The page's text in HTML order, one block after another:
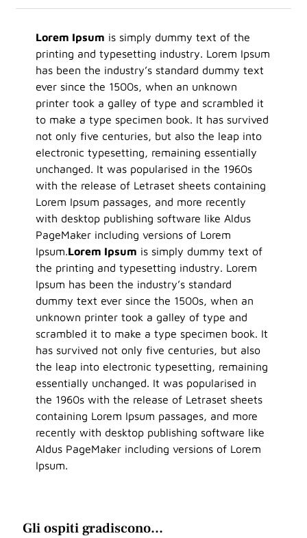
Lorem Ipsum is simply dummy text of the
printing and typesetting industry. Lorem Ipsum
has been the industry’s standard dummy text
ever since the 1500s, when an unknown
printer took a galley of type and scrambled it
to make a type specimen book. It has survived
not only five centuries, but also the leap into
electronic typesetting, remaining essentially
unchanged. It was popularised in the 1960s
with the release of Letraset sheets containing
Lorem Ipsum passages, and more recently
with desktop publishing software like Aldus
PageMaker including versions of Lorem
Ipsum.Lorem Ipsum is simply dummy text of
the printing and typesetting industry. Lorem
Ipsum has been the industry’s standard
dummy text ever since the 1500s, when an
unknown printer took a galley of type and
scrambled it to make a type specimen book. It
has survived not only five centuries, but also
the leap into electronic typesetting, remaining
essentially unchanged. It was popularised in
the 1960s with the release of Letraset sheets
containing Lorem Ipsum passages, and more
recently with desktop publishing software like
Aldus PageMaker including versions of Lorem
Ipsum.
Gli ospiti gradiscono...